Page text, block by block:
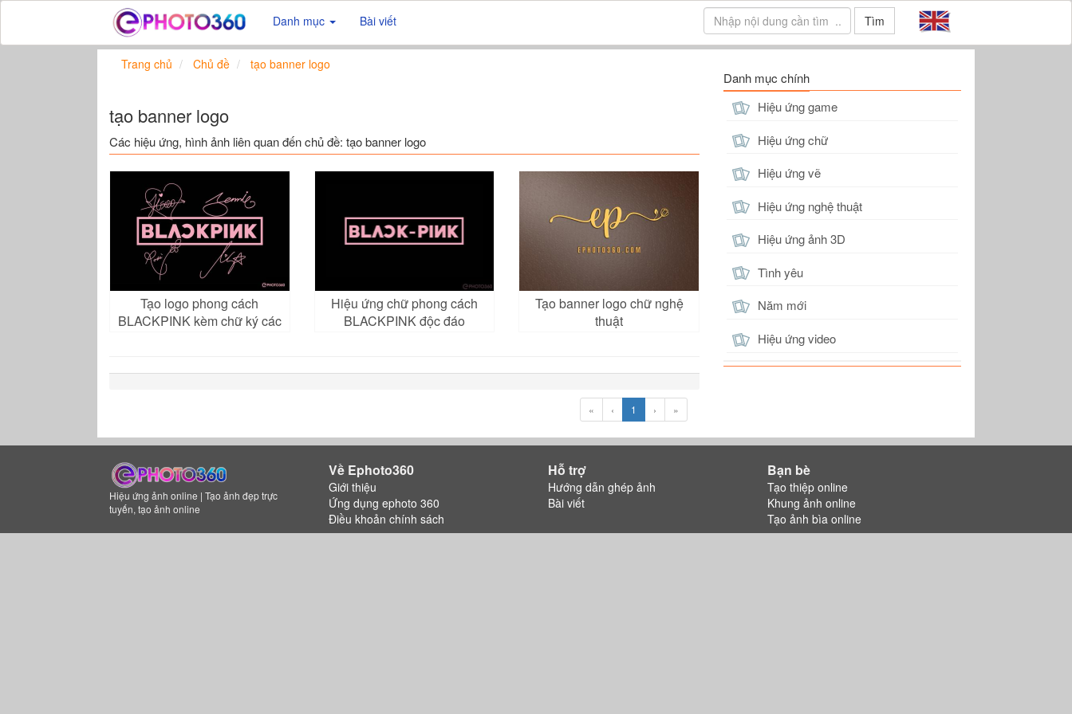
Danh mục Bài viết Tìm
Trang chủ Chủ đề tạo banner logo
tạo banner logo
Các hiệu ứng, hình ảnh liên quan đến chủ đề: tạo banner logo
Tạo logo phong cách
BLACKPINK kèm chữ ký các
Hiệu ứng chữ phong cách
BLACKPINK độc đáo
Tạo banner logo chữ nghệ
thuật
« ‹ 1 › »
Danh mục chính
Hiệu ứng game
Hiệu ứng chữ
Hiệu ứng vẽ
Hiệu ứng nghệ thuật
Hiệu ứng ảnh 3D
Tình yêu
Năm mới
Hiệu ứng video
Hiệu ứng ảnh online | Tạo ảnh đẹp trực
tuyến, tạo ảnh online
Về Ephoto360
Giới thiệu
Ứng dụng ephoto 360
Điều khoản chính sách
Hỗ trợ
Hướng dẫn ghép ảnh
Bài viết
Bạn bè
Tạo thiệp online
Khung ảnh online
Tạo ảnh bìa online